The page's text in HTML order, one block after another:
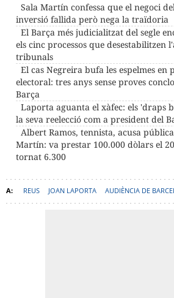
Sala Martín confessa que el negoci
inversió fallida però nega la traïdoria
El Barça més judicialitzat del segle
els cinc processos que desestabilitzen
tribunals
El cas Negreira bufa les espelmes en
electoral: tres anys sense proves
Barça
Laporta aguanta el xàfec: els 'draps
la seva reelecció com a president del
Albert Ramos, tennista, acusa
Martín: va prestar 100.000 dòlars el
tornat 6.300
REUS JOAN LAPORTA AUDIÈNCIA DE